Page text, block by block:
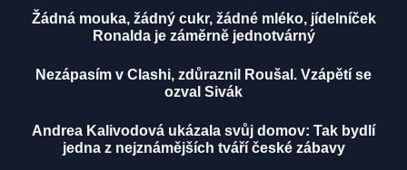
Žádná mouka, žádný cukr, žádné mléko, jídelníček
Ronalda je záměrně jednotvárný
Nezápasím v Clashi, zdůraznil Roušal. Vzápětí se
ozval Sivák
Andrea Kalivodová ukázala svůj domov: Tak bydlí
jedna z nejznámějších tváří české zábavy